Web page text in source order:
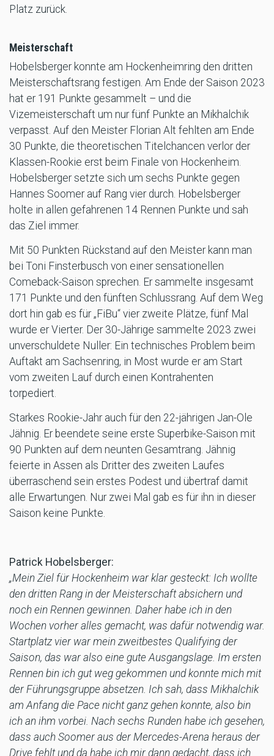
Platz zurück.
Meisterschaft
Hobelsberger konnte am Hockenheimring den dritten
Meisterschaftsrang festigen. Am Ende der Saison 2023
hat er 191 Punkte gesammelt – und die
Vizemeisterschaft um nur fünf Punkte an Mikhalchik
verpasst. Auf den Meister Florian Alt fehlten am Ende
30 Punkte, die theoretischen Titelchancen verlor der
Klassen-Rookie erst beim Finale von Hockenheim.
Hobelsberger setzte sich um sechs Punkte gegen
Hannes Soomer auf Rang vier durch. Hobelsberger
holte in allen gefahrenen 14 Rennen Punkte und sah
das Ziel immer.
Mit 50 Punkten Rückstand auf den Meister kann man
bei Toni Finsterbusch von einer sensationellen
Comeback-Saison sprechen. Er sammelte insgesamt
171 Punkte und den fünften Schlussrang. Auf dem Weg
dort hin gab es für „FiBu“ vier zweite Plätze, fünf Mal
wurde er Vierter. Der 30-Jährige sammelte 2023 zwei
unverschuldete Nuller: Ein technisches Problem beim
Auftakt am Sachsenring, in Most wurde er am Start
vom zweiten Lauf durch einen Kontrahenten
torpediert.
Starkes Rookie-Jahr auch für den 22-jährigen Jan-Ole
Jähnig. Er beendete seine erste Superbike-Saison mit
90 Punkten auf dem neunten Gesamtrang. Jähnig
feierte in Assen als Dritter des zweiten Laufes
überraschend sein erstes Podest und übertraf damit
alle Erwartungen. Nur zwei Mal gab es für ihn in dieser
Saison keine Punkte.
Patrick Hobelsberger:
„Mein Ziel für Hockenheim war klar gesteckt: Ich wollte
den dritten Rang in der Meisterschaft absichern und
noch ein Rennen gewinnen. Daher habe ich in den
Wochen vorher alles gemacht, was dafür notwendig war.
Startplatz vier war mein zweitbestes Qualifying der
Saison, das war also eine gute Ausgangslage. Im ersten
Rennen bin ich gut weg gekommen und konnte mich mit
der Führungsgruppe absetzen. Ich sah, dass Mikhalchik
am Anfang die Pace nicht ganz gehen konnte, also bin
ich an ihm vorbei. Nach sechs Runden habe ich gesehen,
dass auch Soomer aus der Mercedes-Arena heraus der
Drive fehlt und da habe ich mir dann gedacht, dass ich